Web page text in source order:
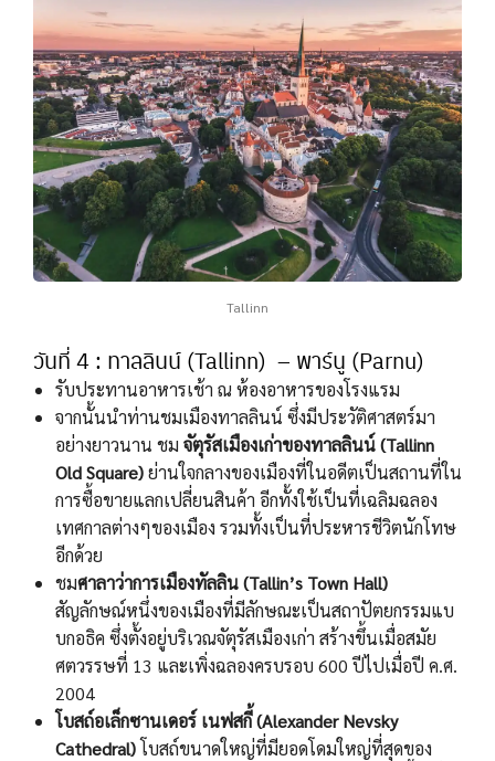
Tallinn
วันที่ 4 : ทาลลินน์ (Tallinn) – พาร์นู (Parnu)
รับประทานอาหารเช้า ณ ห้องอาหารของโรงแรม
จากนั้นนำท่านชมเมืองทาลลินน์ ซึ่งมีประวัติศาสตร์มา
อย่างยาวนาน ชม จัตุรัสเมืองเก่าของทาลลินน์ (Tallinn
Old Square)ย่านใจกลางของเมืองที่ในอดีตเป็นสถานที่ใน
การซื้อขายแลกเปลี่ยนสินค้า อีกทั้งใช้เป็นที่เฉลิมฉลอง
เทศกาลต่างๆของเมือง รวมทั้งเป็นที่ประหารชีวิตนักโทษ
อีกด้วย
ชมศาลาว่าการเมืองทัลลิน (Tallin’s Town Hall)
สัญลักษณ์หนึ่งของเมืองที่มีลักษณะเป็นสถาปัตยกรรมแบ
บกอธิค ซึ่งตั้งอยู่บริเวณจัตุรัสเมืองเก่า สร้างขึ้นเมื่อสมัย
ศตวรรษที่ 13 และเพิ่งฉลองครบรอบ 600 ปีไปเมื่อปี ค.ศ.
2004
โบสถ์อเล็กซานเดอร์ เนฟสกี้ (Alexander Nevsky
Cathedral)โบสถ์ขนาดใหญ่ที่มียอดโดมใหญ่ที่สุดของ